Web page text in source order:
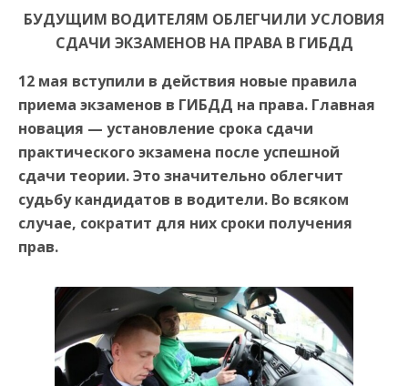
БУДУЩИМ ВОДИТЕЛЯМ ОБЛЕГЧИЛИ УСЛОВИЯ
СДАЧИ ЭКЗАМЕНОВ НА ПРАВА В ГИБДД
12 мая вступили в действия новые правила
приема экзаменов в ГИБДД на права. Главная
новация — установление срока сдачи
практического экзамена после успешной
сдачи теории. Это значительно облегчит
судьбу кандидатов в водители. Во всяком
случае, сократит для них сроки получения
прав.